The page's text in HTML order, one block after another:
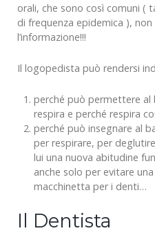
orali, che sono così comuni (
di frequenza epidemica ),
l’informazione!!!
Il logopedista può rendersi
perché può permettere al
respira e perché respira
perché può insegnare al
per respirare, per
lui una nuova abitudine
anche solo per evitare
macchinetta per i denti…
Il Dentista